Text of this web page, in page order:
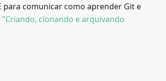
para comunicar como aprender Git e
"Criando, clonando e arquivando